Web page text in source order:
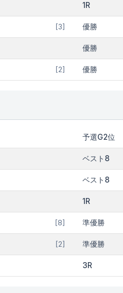
1R
[3] 優勝
優勝
[2] 優勝
予選G2位
ベスト8
ベスト8
1R
[8] 準優勝
[2] 準優勝
3R